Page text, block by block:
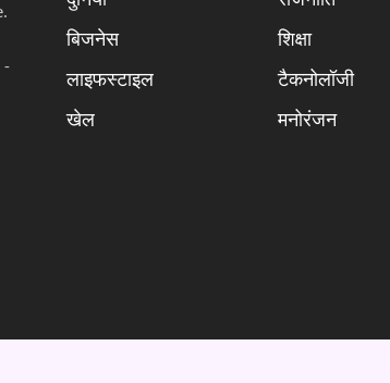
-
बिजनेस
शिक्षा
लाइफस्टाइल
टैकनोलॉजी
खेल
मनोरंजन